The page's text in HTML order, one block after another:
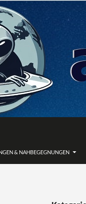
& NAHBEGEGNUNGEN